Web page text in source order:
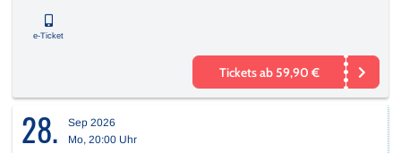
e-Ticket
Tickets ab 59,90 €
28.
Sep 2026
Mo, 20:00 Uhr